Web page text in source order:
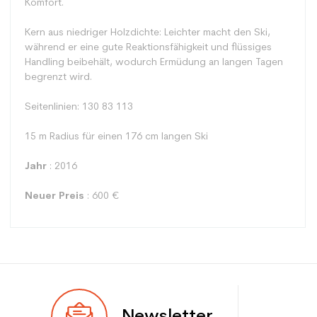
Komfort.
Kern aus niedriger Holzdichte: Leichter macht den Ski,
während er eine gute Reaktionsfähigkeit und flüssiges
Handling beibehält, wodurch Ermüdung an langen Tagen
begrenzt wird.
Seitenlinien: 130 83 113
15 m Radius für einen 176 cm langen Ski
Jahr : 2016
Neuer Preis : 600 €